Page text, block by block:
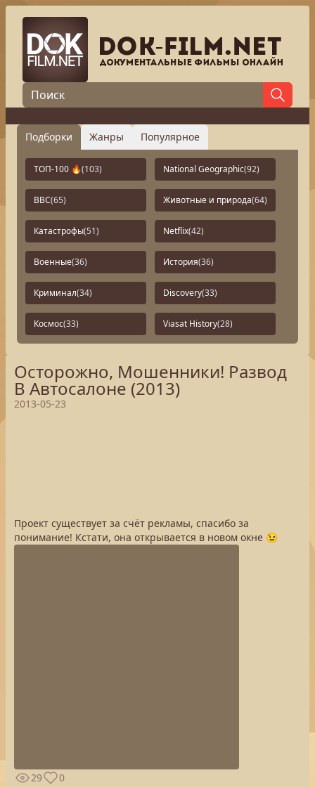
Подборки Жанры Популярное
ТОП-100 🔥(103) National Geographic(92)
BBC(65) Животные и природа(64)
Катастрофы(51) Netflix(42)
Военные(36) История(36)
Криминал(34) Discovery(33)
Космос(33) Viasat History(28)
Осторожно, Мошенники! Развод
В Автосалоне (2013)
2013-05-23
Проект существует за счёт рекламы, спасибо за
понимание! Кстати, она открывается в новом окне 😉
29
0